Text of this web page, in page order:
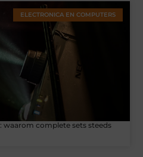
ELECTRONICA EN COMPUTERS
waarom complete sets steeds